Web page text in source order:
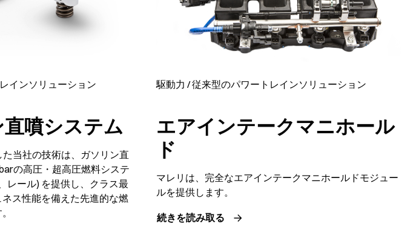
インソリューション
噴システム
当社の技術は、ガソリン直
の高圧・超高圧燃料システ
レール) を提供し、クラス最
ス性能を備えた先進的な燃
駆動力 / 従来型のパワートレインソリューション
エアインテークマニホール
ド
マレリは、完全なエアインテークマニホールドモジュー
ルを提供します。
続きを読み取る